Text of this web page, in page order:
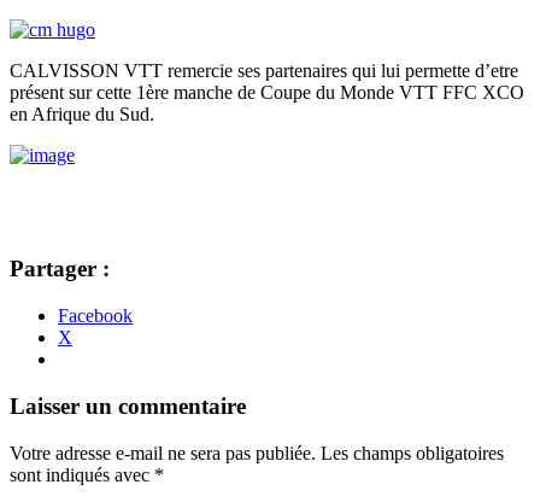
CALVISSON VTT remercie ses partenaires qui lui permette d’etre
présent sur cette 1ère manche de Coupe du Monde VTT FFC XCO
en Afrique du Sud.
Partager :
Facebook
X
Navigation
articles
←
→
Laisser un commentaire
Votre adresse e-mail ne sera pas publiée. Les champs obligatoires
sont indiqués avec *